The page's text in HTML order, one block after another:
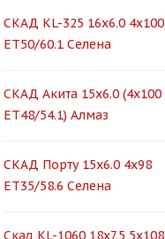
СКАД KL-325 16x6.0 4x100
ET50/60.1 Селена
СКАД Акита 15x6.0 (4x100
ET48/54.1) Алмаз
СКАД Порту 15x6.0 4x98
ET35/58.6 Селена
Скад KL-1060 18x7.5 5x108